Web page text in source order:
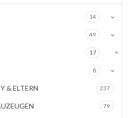
14
49
17
8
& ELTERN 237
79